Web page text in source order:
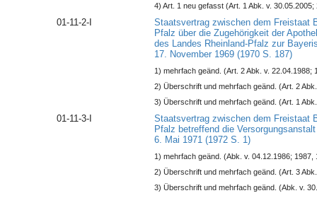
4) Art. 1 neu gefasst (Art. 1 Abk. v. 30.05.2005;
01-11-2-I
Staatsvertrag zwischen dem Freistaat
Pfalz über die Zugehörigkeit der
des Landes Rheinland-Pfalz zur
17. November 1969 (1970 S. 187)
1) mehrfach geänd. (Art. 2 Abk. v. 22.04.1988;
2) Überschrift und mehrfach geänd. (Art. 2
3) Überschrift und mehrfach geänd. (Art. 1
01-11-3-I
Staatsvertrag zwischen dem Freistaat
Pfalz betreffend die
6. Mai 1971 (1972 S. 1)
1) mehrfach geänd. (Abk. v. 04.12.1986; 1987,
2) Überschrift und mehrfach geänd. (Art. 3
3) Überschrift und mehrfach geänd. (Abk. v.